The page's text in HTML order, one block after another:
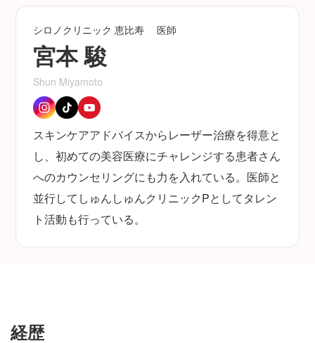
シロノクリニック 恵比寿 医師
宮本 駿
Shun Miyamoto
スキンケアアドバイスからレーザー治療を得意と
し、初めての美容医療にチャレンジする患者さん
へのカウンセリングにも力を入れている。医師と
並行してしゅんしゅんクリニックPとしてタレン
ト活動も行っている。
経歴